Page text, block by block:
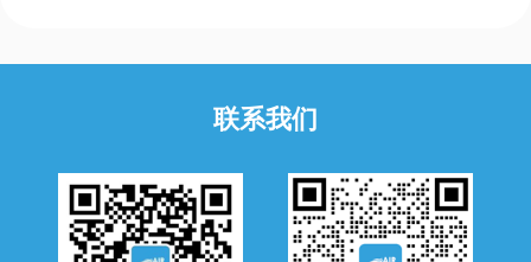
联系我们